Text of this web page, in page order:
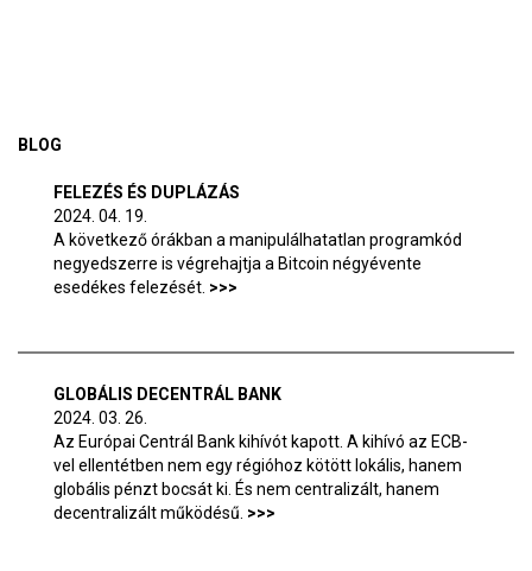
BLOG
FELEZÉS ÉS DUPLÁZÁS
2024. 04. 19.
A következő órákban a manipulálhatatlan programkód
negyedszerre is végrehajtja a Bitcoin négyévente
esedékes felezését.
GLOBÁLIS DECENTRÁL BANK
2024. 03. 26.
Az Európai Centrál Bank kihívót kapott. A kihívó az ECB-
vel ellentétben nem egy régióhoz kötött lokális, hanem
globális pénzt bocsát ki. És nem centralizált, hanem
decentralizált működésű.